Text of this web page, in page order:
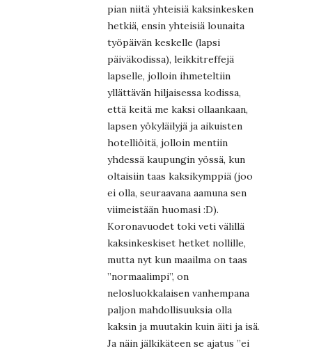
pian niitä yhteisiä kaksinkesken
hetkiä, ensin yhteisiä lounaita
työpäivän keskelle (lapsi
päiväkodissa), leikkitreffejä
lapselle, jolloin ihmeteltiin
yllättävän hiljaisessa kodissa,
että keitä me kaksi ollaankaan,
lapsen yökyläilyjä ja aikuisten
hotelliöitä, jolloin mentiin
yhdessä kaupungin yössä, kun
oltaisiin taas kaksikymppiä (joo
ei olla, seuraavana aamuna sen
viimeistään huomasi :D).
Koronavuodet toki veti välillä
kaksinkeskiset hetket nollille,
mutta nyt kun maailma on taas
”normaalimpi”, on
nelosluokkalaisen vanhempana
paljon mahdollisuuksia olla
kaksin ja muutakin kuin äiti ja isä.
Ja näin jälkikäteen se ajatus ”ei